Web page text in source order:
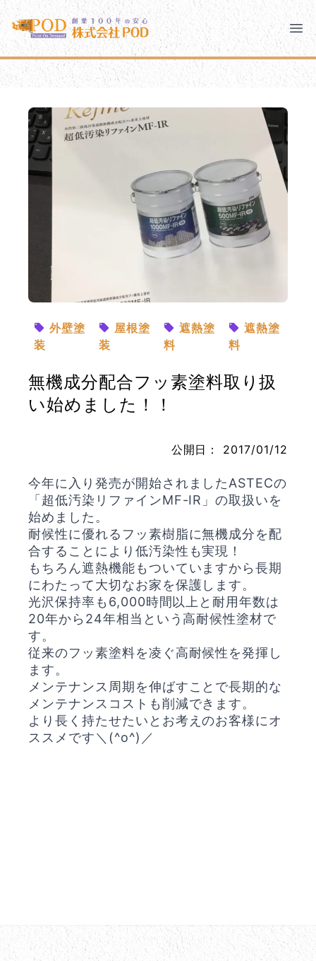
メインコンテンツにスキップ
株式会社ペイント・オン・デマンド
千葉の外壁塗装・屋根塗装なら創業100年の安心 ペイン
株式会社ペイント・オン・デマンド
モバイルメニュー
PODのまちづくり 安心の取り組み
ご相談と流れ よくあるご質問
PODについて
お問い合わせ
外壁塗
装
屋根塗
装
遮熱塗
料
遮熱塗
料
無機成分配合フッ素塗料取り扱
い始めました！！
公開日： 2017/01/12
今年に入り発売が開始されましたASTECの
「超低汚染リファインMF-IR」の取扱いを
始めました。
耐候性に優れるフッ素樹脂に無機成分を配
合することにより低汚染性も実現！
もちろん遮熱機能もついていますから長期
にわたって大切なお家を保護します。
光沢保持率も6,000時間以上と耐用年数は
20年から24年相当という高耐候性塗材で
す。
従来のフッ素塗料を凌ぐ高耐候性を発揮し
ます。
メンテナンス周期を伸ばすことで長期的な
メンテナンスコストも削減できます。
より長く持たせたいとお考えのお客様にオ
ススメです＼(^o^)／